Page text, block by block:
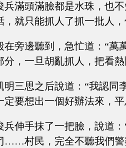
兵滿頭滿臉都是水珠，也
，就只能抓人了抓一批人
在旁邊聽到，急忙道：“萬
分，一旦胡亂抓人，把看
明三思之后說道：“我認同
定要想出一個好辦法來，
兵伸手抹了一把臉，說道
……村民，完全不聽我們警